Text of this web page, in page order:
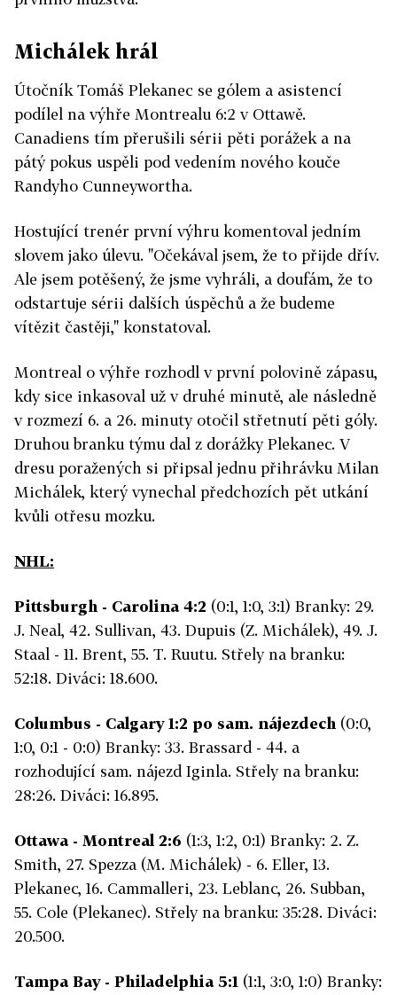
Michálek hrál
Útočník Tomáš Plekanec se gólem a asistencí
podílel na výhře Montrealu 6:2 v Ottawě.
Canadiens tím přerušili sérii pěti porážek a na
pátý pokus uspěli pod vedením nového kouče
Randyho Cunneywortha.
Hostující trenér první výhru komentoval jedním
slovem jako úlevu. "Očekával jsem, že to přijde dřív.
Ale jsem potěšený, že jsme vyhráli, a doufám, že to
odstartuje sérii dalších úspěchů a že budeme
vítězit častěji," konstatoval.
Montreal o výhře rozhodl v první polovině zápasu,
kdy sice inkasoval už v druhé minutě, ale následně
v rozmezí 6. a 26. minuty otočil střetnutí pěti góly.
Druhou branku týmu dal z dorážky Plekanec. V
dresu poražených si připsal jednu přihrávku Milan
Michálek, který vynechal předchozích pět utkání
kvůli otřesu mozku.
NHL:
Pittsburgh - Carolina 4:2 (0:1, 1:0, 3:1) Branky: 29.
J. Neal, 42. Sullivan, 43. Dupuis (Z. Michálek), 49. J.
Staal - 11. Brent, 55. T. Ruutu. Střely na branku:
52:18. Diváci: 18.600.
Columbus - Calgary 1:2 po sam. nájezdech (0:0,
1:0, 0:1 - 0:0) Branky: 33. Brassard - 44. a
rozhodující sam. nájezd Iginla. Střely na branku:
28:26. Diváci: 16.895.
Ottawa - Montreal 2:6 (1:3, 1:2, 0:1) Branky: 2. Z.
Smith, 27. Spezza (M. Michálek) - 6. Eller, 13.
Plekanec, 16. Cammalleri, 23. Leblanc, 26. Subban,
55. Cole (Plekanec). Střely na branku: 35:28. Diváci:
20.500.
Tampa Bay - Philadelphia 5:1 (1:1, 3:0, 1:0) Branky: